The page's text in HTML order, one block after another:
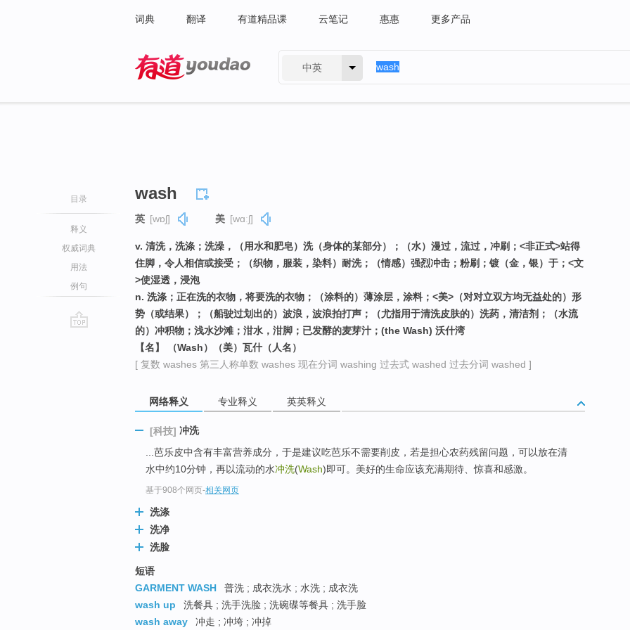
词典 翻译 有道精品课 云笔记 惠惠 更多产品
中英
目录
释义
权威词典
用法
例句
wash
英 [wɒʃ] 美 [wɑːʃ]
v. 清洗，洗涤；洗澡，（用水和肥皂）洗（身体的某部分）；（水）漫过，流过，冲刷；<非正式>站得
住脚，令人相信或接受；（织物，服装，染料）耐洗；（情感）强烈冲击；粉刷；镀（金，银）于；<文
>使湿透，浸泡
n. 洗涤；正在洗的衣物，将要洗的衣物；（涂料的）薄涂层，涂料；<美>（对对立双方均无益处的）形
势（或结果）；（船驶过划出的）波浪，波浪拍打声；（尤指用于清洗皮肤的）洗药，清洁剂；（水流
的）冲积物；浅水沙滩；泔水，泔脚；已发酵的麦芽汁；(the Wash) 沃什湾
【名】 （Wash）（美）瓦什（人名）
[ 复数 washes 第三人称单数 washes 现在分词 washing 过去式 washed 过去分词 washed ]
网络释义 专业释义 英英释义
[科技] 冲洗
...芭乐皮中含有丰富营养成分，于是建议吃芭乐不需要削皮，若是担心农药残留问题，可以放在清
水中约10分钟，再以流动的水冲洗(Wash)即可。美好的生命应该充满期待、惊喜和感激。
基于908个网页-相关网页
洗涤
洗净
洗脸
短语
GARMENT WASH
普洗 ; 成衣洗水 ; 水洗 ; 成衣洗
wash up
洗餐具 ; 洗手洗脸 ; 洗碗碟等餐具 ; 洗手脸
wash away
冲走 ; 冲垮 ; 冲掉